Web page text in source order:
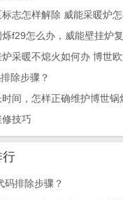
志怎样解除 威能采暖炉
f29怎么办，威能壁挂炉
采暖不熄火如何办 博世
除步骤？
间，怎样正确维护博世锅
技巧
行
码排除步骤？